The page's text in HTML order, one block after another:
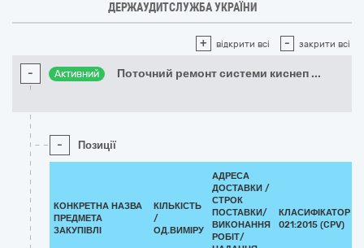
ДЕРЖАУДИТСЛУЖБА УКРАЇНИ
+ відкрити всі - закрити всі
- Активний Поточний ремонт системи киснеп ...
- Позиції
КОНКРЕТНА НАЗВА
ПРЕДМЕТА
ЗАКУПІВЛІ
КІЛЬКІСТЬ
/
ОД.ВИМІРУ
АДРЕСА
ДОСТАВКИ /
СТРОК
ПОСТАВКИ/
ВИКОНАННЯ
РОБІТ/
КЛАСИФІКАТОР ДК
021:2015 (CPV)